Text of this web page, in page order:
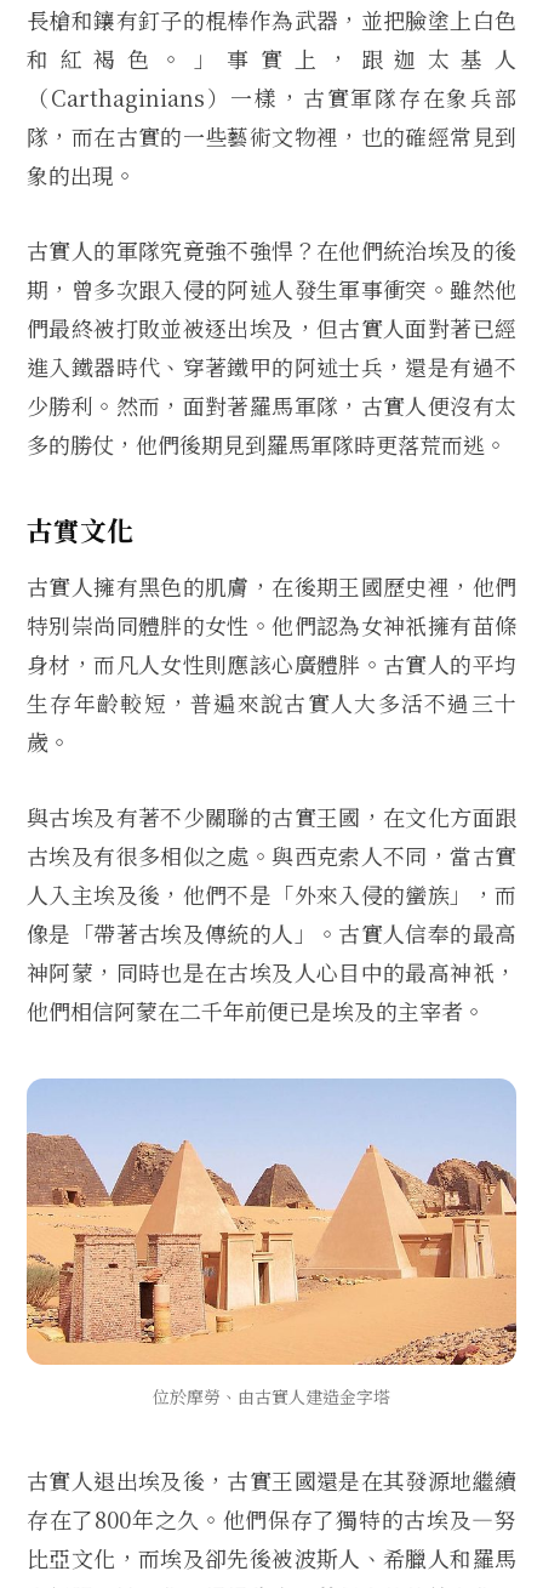
長槍和鑲有釘子的棍棒作為武器，並把臉塗上白色
和紅褐色。」事實上，跟迦太基人
（Carthaginians）一樣，古實軍隊存在象兵部
隊，而在古實的一些藝術文物裡，也的確經常見到
象的出現。
古實人的軍隊究竟強不強悍？在他們統治埃及的後
期，曾多次跟入侵的阿述人發生軍事衝突。雖然他
們最終被打敗並被逐出埃及，但古實人面對著已經
進入鐵器時代、穿著鐵甲的阿述士兵，還是有過不
少勝利。然而，面對著羅馬軍隊，古實人便沒有太
多的勝仗，他們後期見到羅馬軍隊時更落荒而逃。
古實文化
古實人擁有黑色的肌膚，在後期王國歷史裡，他們
特別崇尚同體胖的女性。他們認為女神祇擁有苗條
身材，而凡人女性則應該心廣體胖。古實人的平均
生存年齡較短，普遍來說古實人大多活不過三十
歲。
與古埃及有著不少關聯的古實王國，在文化方面跟
古埃及有很多相似之處。與西克索人不同，當古實
人入主埃及後，他們不是「外來入侵的蠻族」，而
像是「帶著古埃及傳統的人」。古實人信奉的最高
神阿蒙，同時也是在古埃及人心目中的最高神祇，
他們相信阿蒙在二千年前便已是埃及的主宰者。
位於摩勞、由古實人建造金字塔
古實人退出埃及後，古實王國還是在其發源地繼續
存在了800年之久。他們保存了獨特的古埃及—努
比亞文化，而埃及卻先後被波斯人、希臘人和羅馬